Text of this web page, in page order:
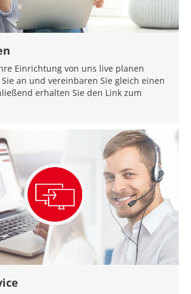
Einrichtung von uns live planen
Sie an und vereinbaren Sie gleich einen
erhalten Sie den Link zum